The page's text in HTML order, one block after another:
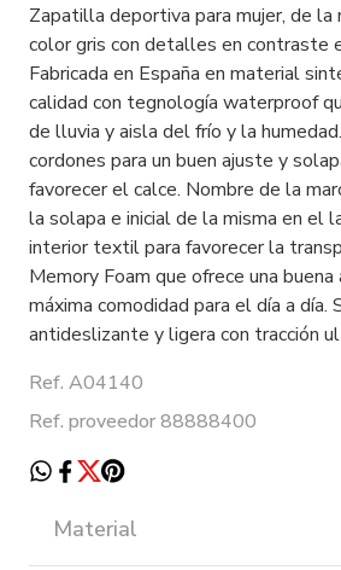
Zapatilla deportiva para mujer, de la
color gris con detalles en contraste
Fabricada en España en material
calidad con tegnología waterproof
de lluvia y aisla del frío y la
cordones para un buen ajuste y
favorecer el calce. Nombre de la
la solapa e inicial de la misma en el
interior textil para favorecer la
Memory Foam que ofrece una
máxima comodidad para el día a día.
antideslizante y ligera con tracción
Ref. A04140
Ref. proveedor 88888400
Material